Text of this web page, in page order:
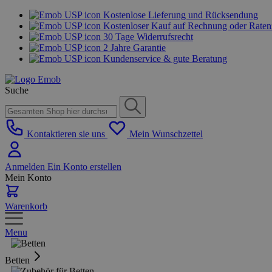
Kostenlose Lieferung und Rücksendung
Kostenloser Kauf auf Rechnung oder
30 Tage Widerrufsrecht
2 Jahre Garantie
Kundenservice & gute Beratung
Suche
Kontaktieren sie uns Mein Wunschzettel
Anmelden Ein Konto erstellen
Mein Konto
Warenkorb
Menu
Betten